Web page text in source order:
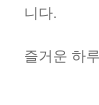
니다.
즐거운 하